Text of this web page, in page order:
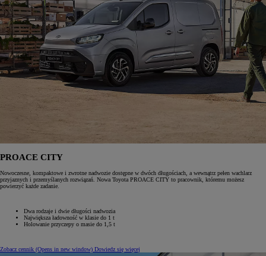
PROACE CITY
Nowoczesne, kompaktowe i zwrotne nadwozie dostępne w dwóch długościach, a wewnątrz pełen wachlarz
przyjaznych i przemyślanych rozwiązań. Nowa Toyota PROACE CITY to pracownik, któremu możesz
powierzyć każde zadanie.
Dwa rodzaje i dwie długości nadwozia
Największa ładowność w klasie do 1 t
Holowanie przyczepy o masie do 1,5 t
Zobacz cennik (Opens in new window) Dowiedz się więcej